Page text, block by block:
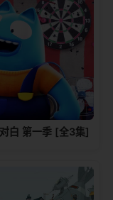
白 第一季 [全3集]